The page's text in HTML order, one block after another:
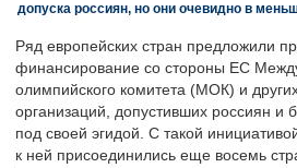
допуска россиян, но они очевидно в
Ряд европейских стран предложили
финансирование со стороны ЕС
олимпийского комитета (МОК) и
организаций, допустивших россиян и
под своей эгидой. С такой
к ней присоединились еще восемь